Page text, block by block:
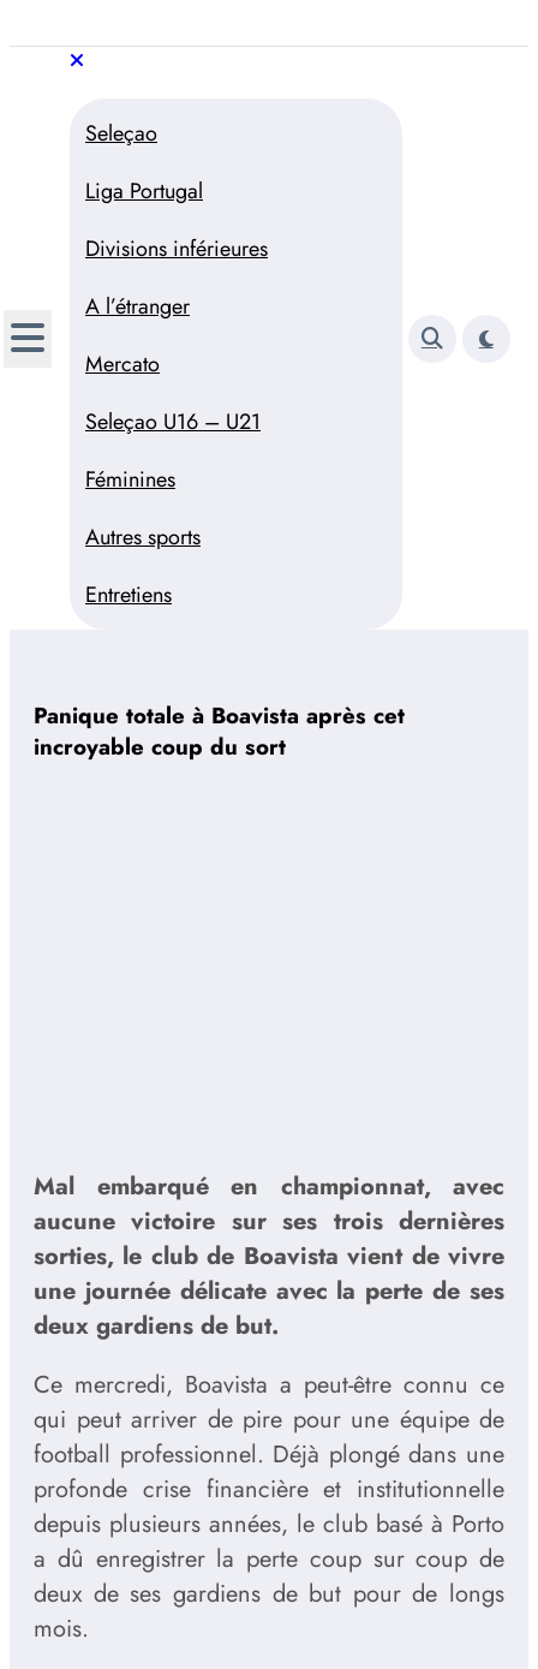
au
Trivela
L'actualité du football portugais
Seleçao
Liga Portugal
Divisions inférieures
A l’étranger
Mercato
Seleçao U16 – U21
Féminines
Autres sports
Entretiens
Panique totale à Boavista après cet
incroyable coup du sort
Mal embarqué en championnat, avec
aucune victoire sur ses trois dernières
sorties, le club de Boavista vient de vivre
une journée délicate avec la perte de ses
deux gardiens de but.
Ce mercredi, Boavista a peut-être connu ce
qui peut arriver de pire pour une équipe de
football professionnel. Déjà plongé dans une
profonde crise financière et institutionnelle
depuis plusieurs années, le club basé à Porto
a dû enregistrer la perte coup sur coup de
deux de ses gardiens de but pour de longs
mois.